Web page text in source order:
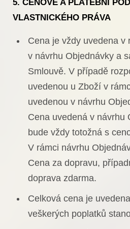
5. CENOVÉ A PLATEBNÍ
VLASTNICKÉHO PRÁVA
Cena je vždy uvedena v
v návrhu Objednávky a
Smlouvě. V případě
uvedenou u Zboží v
uvedenou v návrhu
Cena uvedená v návrhu
bude vždy totožná s
V rámci návrhu
Cena za dopravu,
doprava zdarma.
Celková cena je
veškerých poplatků